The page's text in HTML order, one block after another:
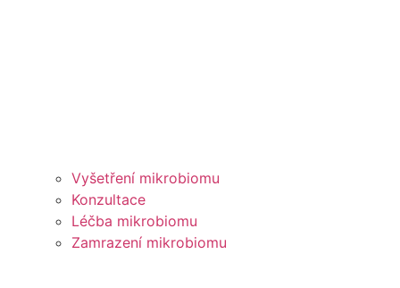
Vyšetření mikrobiomu
Konzultace
Léčba mikrobiomu
Zamrazení mikrobiomu